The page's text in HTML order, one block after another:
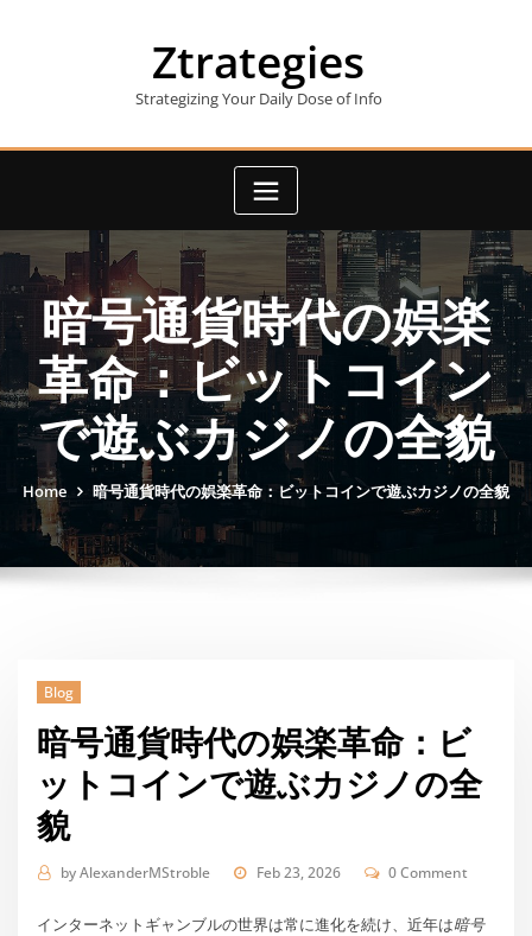
Ztrategies
Strategizing Your Daily Dose of Info
暗号通貨時代の娯楽
革命：ビットコイン
で遊ぶカジノの全貌
Home 暗号通貨時代の娯楽革命：ビットコインで遊ぶカジノの全貌
Blog
暗号通貨時代の娯楽革命：ビ
ットコインで遊ぶカジノの全
貌
byAlexanderMStroble Feb 23, 2026 0 Comment
インターネットギャンブルの世界は常に進化を続け、近年は暗号